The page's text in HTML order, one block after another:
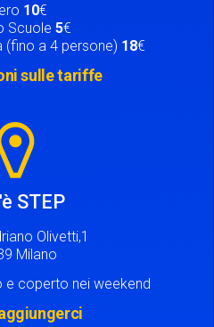
10€
Scuole 5€
a 4 persone) 18€
sulle tariffe
STEP
Olivetti,1
Milano
e coperto nei weekend